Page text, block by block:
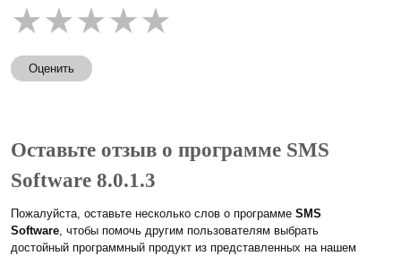
★★★★★
Оценить
Оставьте отзыв о программе SMS
Software 8.0.1.3
Пожалуйста, оставьте несколько слов о программе SMS
Software, чтобы помочь другим пользователям выбрать
достойный программный продукт из представленных на нашем